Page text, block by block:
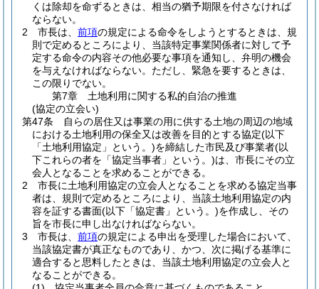
くは除却を命ずるときは、相当の猶予期限を付さなければ
ならない。
2
市長は、 前項の規定による命令をしようとするときは、規
則で定めるところにより、当該特定事業関係者に対して予
定する命令の内容その他必要な事項を通知し、弁明の機会
を与えなければならない。 ただし、緊急を要するときは、
この限りでない。
第7章
土地利用に関する私的自治の推進
(協定の立会い)
第47条
自らの居住又は事業の用に供する土地の周辺の地域
における土地利用の保全又は改善を目的とする協定(以下
「土地利用協定」という。)を締結した市民及び事業者(以
下これらの者を「協定当事者」という。)は、市長にその立
会人となることを求めることができる。
2
市長に土地利用協定の立会人となることを求める協定当事
者は、規則で定めるところにより、当該土地利用協定の内
容を証する書面(以下「協定書」という。)を作成し、その
旨を市長に申し出なければならない。
3
市長は、 前項の規定による申出を受理した場合において、
当該協定書が真正なものであり、かつ、次に掲げる基準に
適合すると思料したときは、当該土地利用協定の立会人と
なることができる。